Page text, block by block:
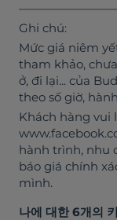
Ghi chú:
Mức giá niêm
tham khảo,
ở, đi lại... của
theo số giờ,
Khách hàng vui
hành trình, nhu
báo giá chính
mình.
나에 대한 6개의